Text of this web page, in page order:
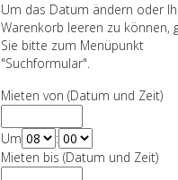
Um das Datum ändern oder
Warenkorb leeren zu können,
Sie bitte zum Menüpunkt
"Suchformular".
Mieten von (Datum und Zeit)
Um
:
Mieten bis (Datum und Zeit)